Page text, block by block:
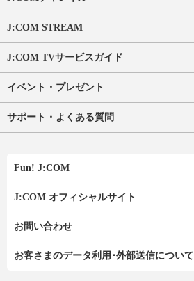
J:COM STREAM
J:COM TVサービスガイド
イベント・プレゼント
サポート・よくある質問
Fun! J:COM
J:COM オフィシャルサイト
お問い合わせ
お客さまのデータ利用･外部送信について